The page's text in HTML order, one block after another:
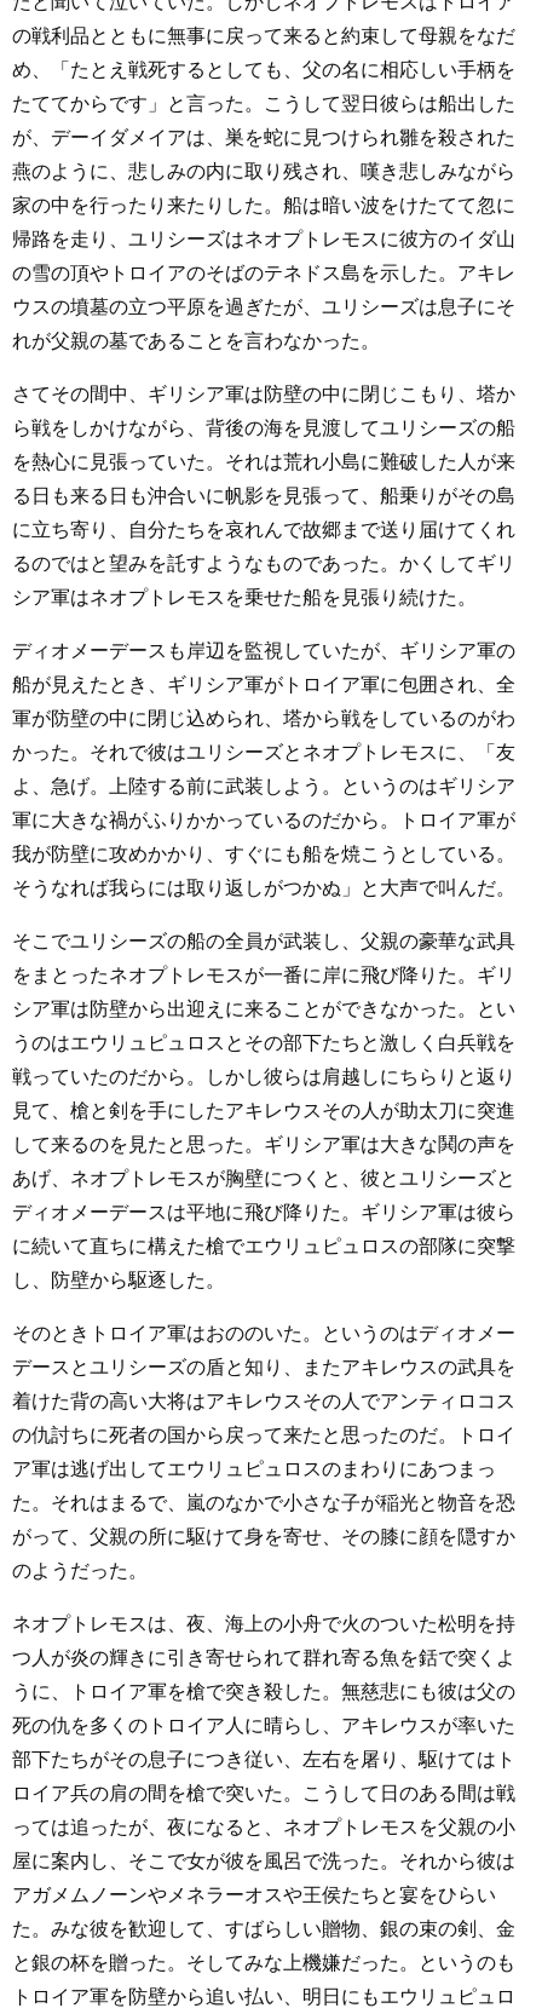
の戦利品とともに無事に戻って来ると約束して母親をなだ
め、「たとえ戦死するとしても、父の名に相応しい手柄を
たててからです」と言った。こうして翌日彼らは船出した
が、デーイダメイアは、巣を蛇に見つけられ雛を殺された
燕のように、悲しみの内に取り残され、嘆き悲しみながら
家の中を行ったり来たりした。船は暗い波をけたてて忽に
帰路を走り、ユリシーズはネオプトレモスに彼方のイダ山
の雪の頂やトロイアのそばのテネドス島を示した。アキレ
ウスの墳墓の立つ平原を過ぎたが、ユリシーズは息子にそ
れが父親の墓であることを言わなかった。
さてその間中、ギリシア軍は防壁の中に閉じこもり、塔か
ら戦をしかけながら、背後の海を見渡してユリシーズの船
を熱心に見張っていた。それは荒れ小島に難破した人が来
る日も来る日も沖合いに帆影を見張って、船乗りがその島
に立ち寄り、自分たちを哀れんで故郷まで送り届けてくれ
るのではと望みを託すようなものであった。かくしてギリ
シア軍はネオプトレモスを乗せた船を見張り続けた。
ディオメーデースも岸辺を監視していたが、ギリシア軍の
船が見えたとき、ギリシア軍がトロイア軍に包囲され、全
軍が防壁の中に閉じ込められ、塔から戦をしているのがわ
かった。それで彼はユリシーズとネオプトレモスに、「友
よ、急げ。上陸する前に武装しよう。というのはギリシア
軍に大きな禍がふりかかっているのだから。トロイア軍が
我が防壁に攻めかかり、すぐにも船を焼こうとしている。
そうなれば我らには取り返しがつかぬ」と大声で叫んだ。
そこでユリシーズの船の全員が武装し、父親の豪華な武具
をまとったネオプトレモスが一番に岸に飛び降りた。ギリ
シア軍は防壁から出迎えに来ることができなかった。とい
うのはエウリュピュロスとその部下たちと激しく白兵戦を
戦っていたのだから。しかし彼らは肩越しにちらりと返り
見て、槍と剣を手にしたアキレウスその人が助太刀に突進
して来るのを見たと思った。ギリシア軍は大きな鬨の声を
あげ、ネオプトレモスが胸壁につくと、彼とユリシーズと
ディオメーデースは平地に飛び降りた。ギリシア軍は彼ら
に続いて直ちに構えた槍でエウリュピュロスの部隊に突撃
し、防壁から駆逐した。
そのときトロイア軍はおののいた。というのはディオメー
デースとユリシーズの盾と知り、またアキレウスの武具を
着けた背の高い大将はアキレウスその人でアンティロコス
の仇討ちに死者の国から戻って来たと思ったのだ。トロイ
ア軍は逃げ出してエウリュピュロスのまわりにあつまっ
た。それはまるで、嵐のなかで小さな子が稲光と物音を恐
がって、父親の所に駆けて身を寄せ、その膝に顔を隠すか
のようだった。
ネオプトレモスは、夜、海上の小舟で火のついた松明を持
つ人が炎の輝きに引き寄せられて群れ寄る魚を銛で突くよ
うに、トロイア軍を槍で突き殺した。無慈悲にも彼は父の
死の仇を多くのトロイア人に晴らし、アキレウスが率いた
部下たちがその息子につき従い、左右を屠り、駆けてはト
ロイア兵の肩の間を槍で突いた。こうして日のある間は戦
っては追ったが、夜になると、ネオプトレモスを父親の小
屋に案内し、そこで女が彼を風呂で洗った。それから彼は
アガメムノーンやメネラーオスや王侯たちと宴をひらい
た。みな彼を歓迎して、すばらしい贈物、銀の束の剣、金
と銀の杯を贈った。そしてみな上機嫌だった。というのも
トロイア軍を防壁から追い払い、明日にもエウリュピュロ